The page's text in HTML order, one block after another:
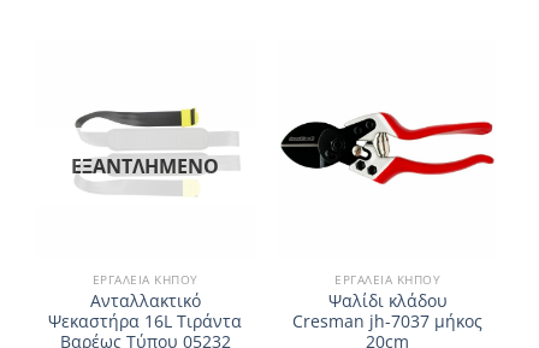
ΕΞΑΝΤΛΗΜΈΝΟ
ΕΡΓΑΛΕΊΑ ΚΉΠΟΥ
Ανταλλακτικό
Ψεκαστήρα 16L Τιράντα
Βαρέως Τύπου 05232
ΕΡΓΑΛΕΊΑ ΚΉΠΟΥ
Ψαλίδι κλάδου
Cresman jh-7037 μήκος
20cm